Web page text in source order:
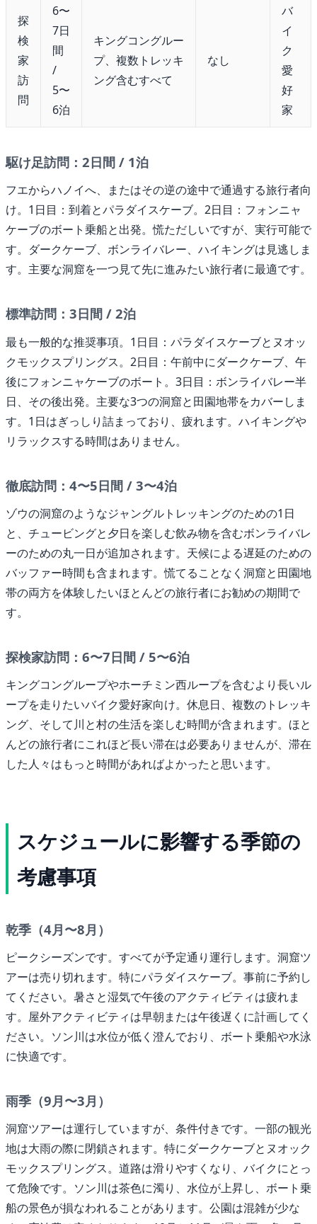
探
検
家
訪
問
6〜
7日
間
/
5〜
6泊
キングコングルー
プ、複数トレッキ
ング含むすべて
なし
バ
イ
ク
愛
好
家
駆け足訪問：2日間 / 1泊
フエからハノイへ、またはその逆の途中で通過する旅行者向
け。1日目：到着とパラダイスケーブ。2日目：フォンニャ
ケーブのボート乗船と出発。慌ただしいですが、実行可能で
す。ダークケーブ、ボンライバレー、ハイキングは見逃しま
す。主要な洞窟を一つ見て先に進みたい旅行者に最適です。
標準訪問：3日間 / 2泊
最も一般的な推奨事項。1日目：パラダイスケーブとヌオッ
クモックスプリングス。2日目：午前中にダークケーブ、午
後にフォンニャケーブのボート。3日目：ボンライバレー半
日、その後出発。主要な3つの洞窟と田園地帯をカバーしま
す。1日はぎっしり詰まっており、疲れます。ハイキングや
リラックスする時間はありません。
徹底訪問：4〜5日間 / 3〜4泊
ゾウの洞窟のようなジャングルトレッキングのための1日
と、チュービングと夕日を楽しむ飲み物を含むボンライバレ
ーのための丸一日が追加されます。天候による遅延のための
バッファー時間も含まれます。慌てることなく洞窟と田園地
帯の両方を体験したいほとんどの旅行者にお勧めの期間で
す。
探検家訪問：6〜7日間 / 5〜6泊
キングコングループやホーチミン西ループを含むより長いル
ープを走りたいバイク愛好家向け。休息日、複数のトレッキ
ング、そして川と村の生活を楽しむ時間が含まれます。ほと
んどの旅行者にこれほど長い滞在は必要ありませんが、滞在
した人々はもっと時間があればよかったと思います。
スケジュールに影響する季節の
考慮事項
乾季（4月〜8月）
ピークシーズンです。すべてが予定通り運行します。洞窟ツ
アーは売り切れます。特にパラダイスケーブ。事前に予約し
てください。暑さと湿気で午後のアクティビティは疲れま
す。屋外アクティビティは早朝または午後遅くに計画してく
ださい。ソン川は水位が低く澄んでおり、ボート乗船や水泳
に快適です。
雨季（9月〜3月）
洞窟ツアーは運行していますが、条件付きです。一部の観光
地は大雨の際に閉鎖されます。特にダークケーブとヌオック
モックスプリングス。道路は滑りやすくなり、バイクにとっ
て危険です。ソン川は茶色に濁り、水位が上昇し、ボート乗
船の景色が損なわれることがあります。公園は混雑が少な